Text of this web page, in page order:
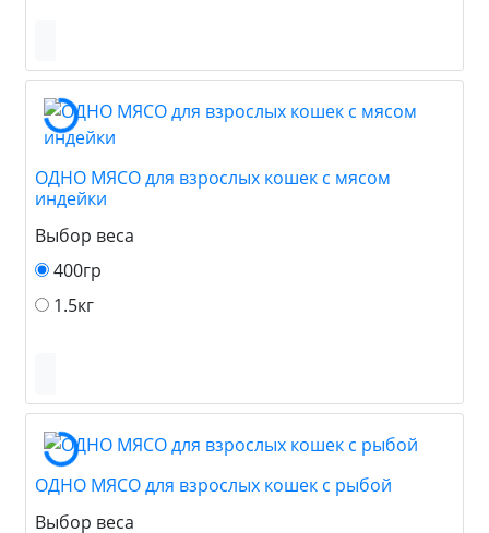
ОДНО МЯСО для взрослых кошек с мясом
индейки
Выбор веса
400гр
1.5кг
ОДНО МЯСО для взрослых кошек с рыбой
Выбор веса